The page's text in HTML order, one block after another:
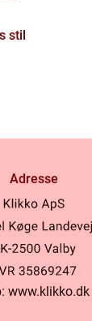
stil
Adresse
www.klikko.dk